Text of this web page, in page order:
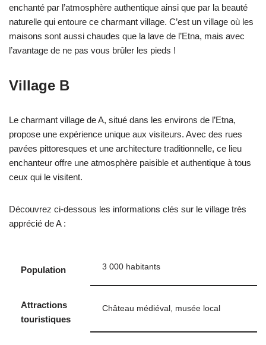
enchanté par l’atmosphère authentique ainsi que par la beauté
naturelle qui entoure ce charmant village. C’est un village où les
maisons sont aussi chaudes que la lave de l’Etna, mais avec
l’avantage de ne pas vous brûler les pieds !
Village B
Le charmant village de A, situé dans les environs de l’Etna,
propose une expérience unique aux visiteurs. Avec des rues
pavées pittoresques et une architecture traditionnelle, ce lieu
enchanteur offre une atmosphère paisible et authentique à tous
ceux qui le visitent.
Découvrez ci-dessous les informations clés sur le village très
apprécié de A :
Population 3 000 habitants
Attractions
touristiques
Château médiéval, musée local